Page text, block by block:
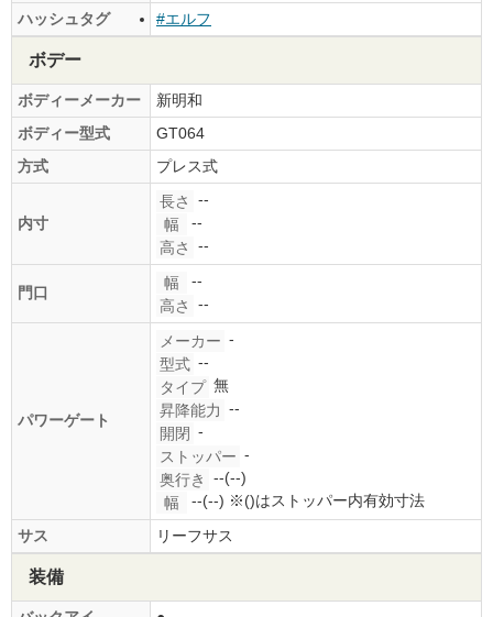
ハッシュタグ #エルフ
ボデー
ボディーメーカー
新明和
ボディー型式
GT064
方式
プレス式
内寸
長さ
--
幅
--
高さ
--
門口
幅
--
高さ
--
パワーゲート
メーカー -
型式 --
タイプ 無
昇降能力 --
開閉 -
ストッパー -
奥行き
--(--)
幅
--(--) ※()はストッパー内有効寸法
サス
リーフサス
装備